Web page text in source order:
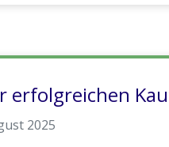
erfolgreichen
2025